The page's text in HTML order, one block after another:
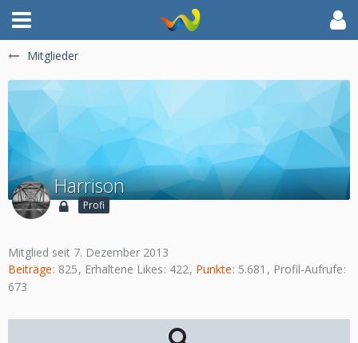
Mitglieder
Harrison
Profi
Mitglied seit 7. Dezember 2013
Beiträge 825 Erhaltene Likes 422 Punkte 5.681
Profil-Aufrufe
673